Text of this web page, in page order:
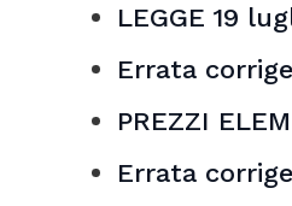
LEGGE 19
Errata
PREZZI
Errata